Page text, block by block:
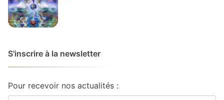
S'inscrire à la newsletter
Pour recevoir nos actualités :